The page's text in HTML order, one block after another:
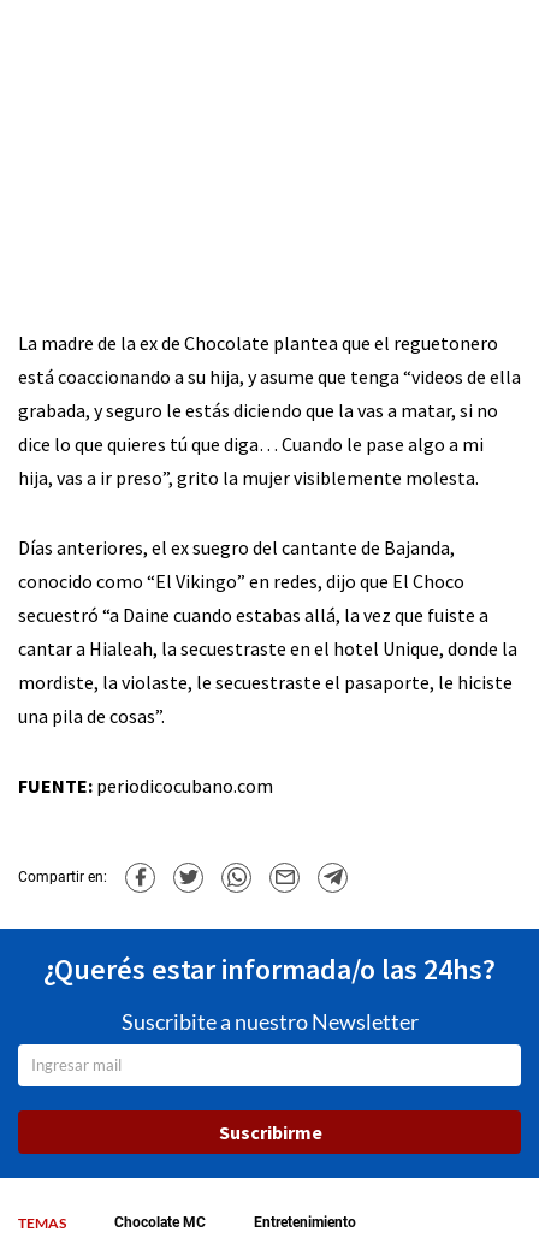
La madre de la ex de Chocolate plantea que el reguetonero
está coaccionando a su hija, y asume que tenga “videos de ella
grabada, y seguro le estás diciendo que la vas a matar, si no
dice lo que quieres tú que diga… Cuando le pase algo a mi
hija, vas a ir preso”, grito la mujer visiblemente molesta.
Días anteriores, el ex suegro del cantante de Bajanda,
conocido como “El Vikingo” en redes, dijo que El Choco
secuestró “a Daine cuando estabas allá, la vez que fuiste a
cantar a Hialeah, la secuestraste en el hotel Unique, donde la
mordiste, la violaste, le secuestraste el pasaporte, le hiciste
una pila de cosas”.
FUENTE: periodicocubano.com
Compartir en:
¿Querés estar informada/o las 24hs?
Suscribite a nuestro Newsletter
Suscribirme
TEMAS Chocolate MC Entretenimiento